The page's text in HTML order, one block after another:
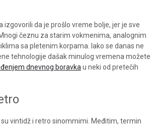
izgovorili da je prošlo vreme bolje, jer je sve
čeznu za starim vokmenima, analognim
sa pletenim korpama. Iako se danas ne
tehnologije dašak minulog vremena možete
dnevnog boravkau neki od pretečih
vintidž i retro sinommimi. Međitim, termin